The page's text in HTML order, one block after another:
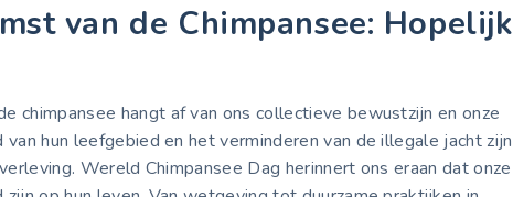
van de Chimpansee: Hopelijk
chimpansee hangt af van ons collectieve bewustzijn en onze
hun leefgebied en het verminderen van de illegale jacht zijn
Wereld Chimpansee Dag herinnert ons eraan dat onze